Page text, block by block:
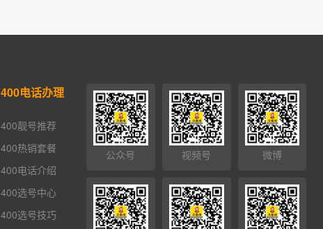
400电话办理
400靓号推荐
400热销套餐
400电话介绍
400选号中心
400选号技巧
公众号 视频号 微博